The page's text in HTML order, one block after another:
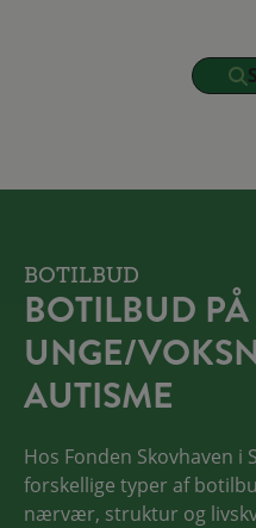
BOTILBUD
BOTILBUD
UNGE/
AUTISME
Hos Fonden Skovhaven i
forskellige typer af
nærvær, struktur og